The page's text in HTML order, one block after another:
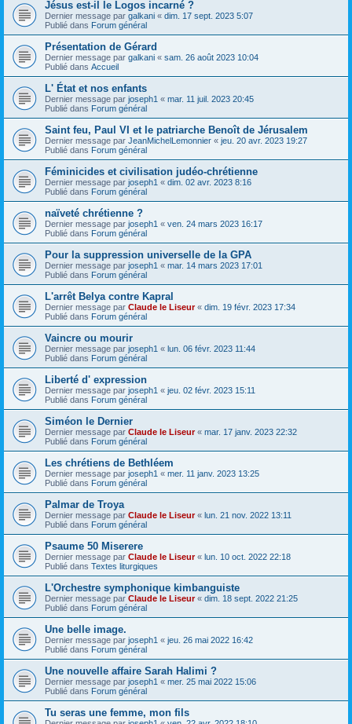
Jésus est-il le Logos incarné ?
Dernier message par galkani « dim. 17 sept. 2023 5:07
Publié dans Forum général
Présentation de Gérard
Dernier message par galkani « sam. 26 août 2023 10:04
Publié dans Accueil
L' État et nos enfants
Dernier message par joseph1 « mar. 11 juil. 2023 20:45
Publié dans Forum général
Saint feu, Paul VI et le patriarche Benoît de Jérusalem
Dernier message par JeanMichelLemonnier « jeu. 20 avr. 2023 19:27
Publié dans Forum général
Féminicides et civilisation judéo-chrétienne
Dernier message par joseph1 « dim. 02 avr. 2023 8:16
Publié dans Forum général
naïveté chrétienne ?
Dernier message par joseph1 « ven. 24 mars 2023 16:17
Publié dans Forum général
Pour la suppression universelle de la GPA
Dernier message par joseph1 « mar. 14 mars 2023 17:01
Publié dans Forum général
L'arrêt Belya contre Kapral
Dernier message par Claude le Liseur« dim. 19 févr. 2023 17:34
Publié dans Forum général
Vaincre ou mourir
Dernier message par joseph1 « lun. 06 févr. 2023 11:44
Publié dans Forum général
Liberté d' expression
Dernier message par joseph1 « jeu. 02 févr. 2023 15:11
Publié dans Forum général
Siméon le Dernier
Dernier message par Claude le Liseur« mar. 17 janv. 2023 22:32
Publié dans Forum général
Les chrétiens de Bethléem
Dernier message par joseph1 « mer. 11 janv. 2023 13:25
Publié dans Forum général
Palmar de Troya
Dernier message par Claude le Liseur« lun. 21 nov. 2022 13:11
Publié dans Forum général
Psaume 50 Miserere
Dernier message par Claude le Liseur« lun. 10 oct. 2022 22:18
Publié dans Textes liturgiques
L'Orchestre symphonique kimbanguiste
Dernier message par Claude le Liseur« dim. 18 sept. 2022 21:25
Publié dans Forum général
Une belle image.
Dernier message par joseph1 « jeu. 26 mai 2022 16:42
Publié dans Forum général
Une nouvelle affaire Sarah Halimi ?
Dernier message par joseph1 « mer. 25 mai 2022 15:06
Publié dans Forum général
Tu seras une femme, mon fils